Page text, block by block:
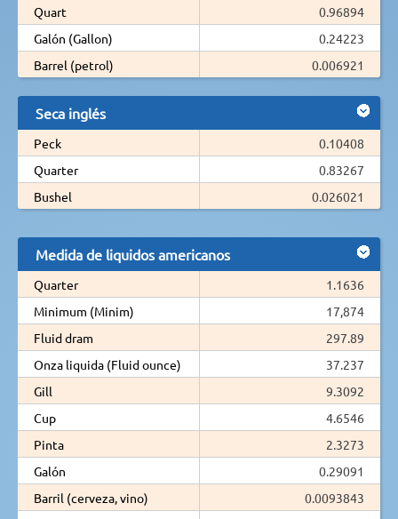
Quart
0.96894
Galón (Gallon)
0.24223
Barrel (petrol)
0.006921
Seca inglés
Peck
0.10408
Quarter
0.83267
Bushel
0.026021
Medida de liquidos americanos
Quarter
1.1636
Minimum (Minim)
17,874
Fluid dram
297.89
Onza liquida (Fluid ounce)
37.237
Gill
9.3092
Cup
4.6546
Pinta
2.3273
Galón
0.29091
Barril (cerveza, vino)
0.0093843